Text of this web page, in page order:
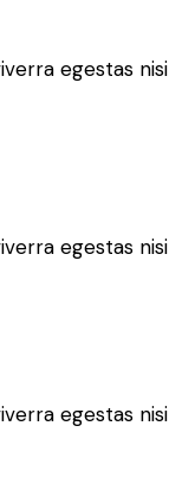
egestas nisi
egestas nisi
egestas nisi